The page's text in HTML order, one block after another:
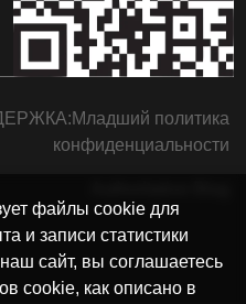
файлы cookie для
и записи статистики
сайт, вы соглашаетесь
cookie, как описано в
Младший политика
конфиденциальности